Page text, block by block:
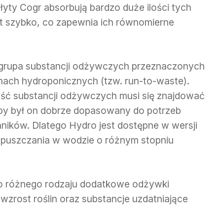
Cogr absorbują bardzo duże ilości tych
szybko, co zapewnia ich równomierne
substancji odżywczych przeznaczonych
hydroponicznych (tzw. run-to-waste).
substancji odżywczych musi się znajdować
był on dobrze dopasowany do potrzeb
Dlatego Hydro jest dostępne w wersji
w wodzie o różnym stopniu
różnego rodzaju dodatkowe odżywki
roślin oraz substancje uzdatniające